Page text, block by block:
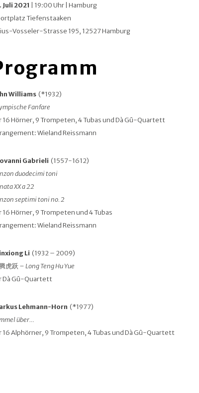
Juli 2021
| 19:00 Uhr | Hamburg
Tiefenstaaken
Vosseler-Strasse 195, 12527 Hamburg
Williams (*1932)
Fanfare
16 Hörner, 9 Trompeten, 4 Tubas und Dà Gû-Quartett
Wieland Reissmann
Gabrieli (1557-1612)
duodecimi toni
XX a 22
septimi toni no. 2
16 Hörner, 9 Trompeten und 4 Tubas
Wieland Reissmann
Li (1932 – 2009)
虎跃– Long Teng Hu Yue
Dà Gû-Quartett
Lehmann-Horn (*1977)
über…
16 Alphörner, 9 Trompeten, 4 Tubas und Dà Gû-Quartett